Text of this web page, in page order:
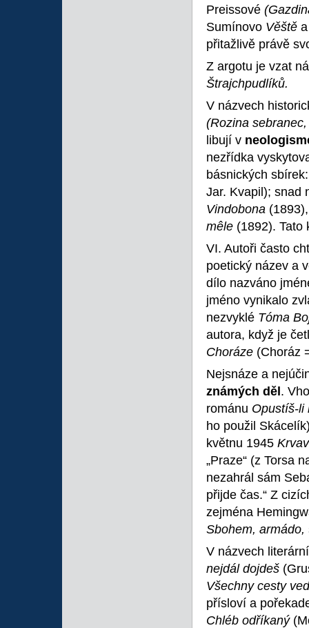
Preissové
Sumínovo Věště
přitažlivě právě
Z argotu je vzat
Štrajchpudlíků.
V názvech
(Rozina
libují v
nezřídka
básnických
Jar. Kvapil); snad
Vindobona
mêle (1892). Tato
VI. Autoři často
poetický název a
dílo nazváno
jméno vynikalo
nezvyklé Tóma
autora, když je
Choráze (Choráz
Nejsnáze a
známých děl .
románu Opustíš-
ho použil
květnu 1945
„Praze“ (z Torsa
nezahrál sám
přijde čas.“ Z
zejména
Sbohem, armádo,
V názvech
nejdál dojdeš
Všechny cesty
přísloví a
Chléb odříkaný